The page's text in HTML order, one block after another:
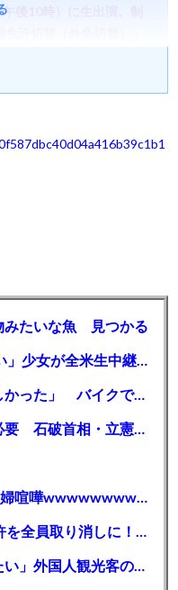
後10時）に生出演。制
みたいな魚 見つかる
【MLB】「大谷は謙虚ではない」少女が全米生中継で突然の大谷翔平批判 サイン無視された過去明かす
【千葉】「みんなで走れて楽しかった」 バイクでバースデー集団暴走 男女５７人を書類送検 SNSで参加者募る
ガソリン減税、１兆円の財源必要 石破首相・立憲野田氏「財源は死に物狂いで確保しなければならない」「本当に死に物狂いで」
【悲報】論客米山隆一、Xで夫婦喧嘩wwwwwwwwwwww
【芸能】高橋真麻「80代で免許を全員取り消しに！」 高齢ドライバーの事故問題で、高齢者の運転免許取り消し法を提案
【🗻】「富士山きれいに撮りたい」外国人観光客のレンタカー事故が急増…「ハンドルが逆で慣れず」、道の狭さも